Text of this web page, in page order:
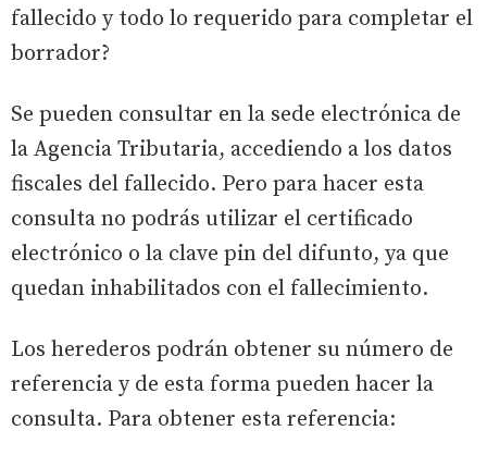
fallecido y todo lo requerido para completar el
borrador?
Se pueden consultar en la sede electrónica de
la Agencia Tributaria, accediendo a los datos
fiscales del fallecido. Pero para hacer esta
consulta no podrás utilizar el certificado
electrónico o la clave pin del difunto, ya que
quedan inhabilitados con el fallecimiento.
Los herederos podrán obtener su número de
referencia y de esta forma pueden hacer la
consulta. Para obtener esta referencia: